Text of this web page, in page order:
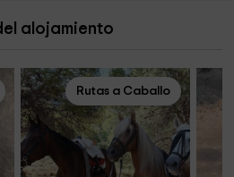
alojamiento
Rutas a Caballo